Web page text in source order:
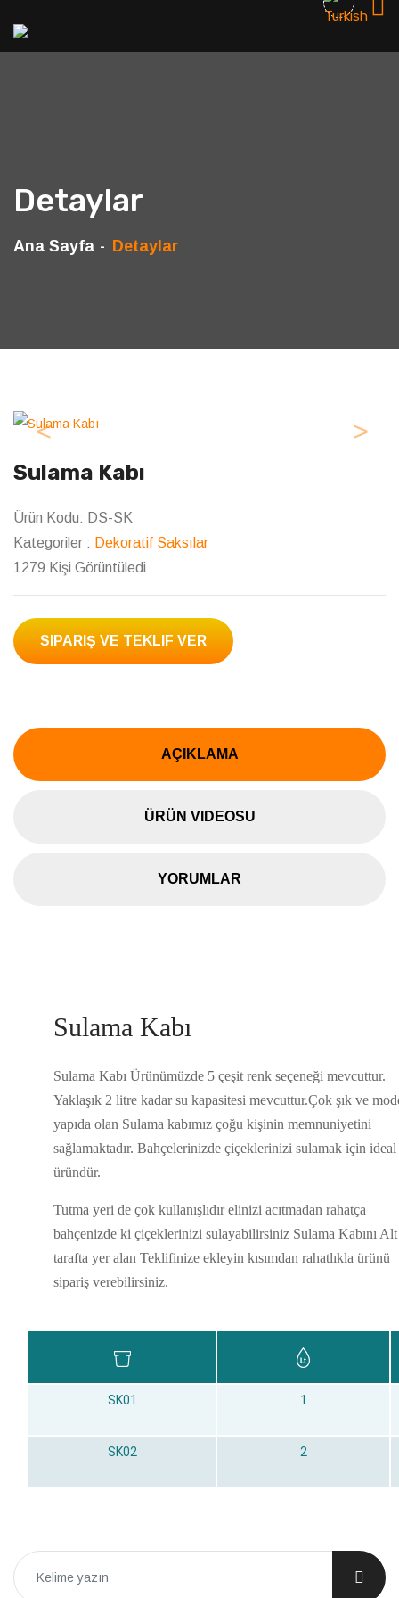
Detaylar
Ana Sayfa Detaylar
Previous Next
Sulama Kabı
Ürün Kodu: DS-SK
Kategoriler : Dekoratif Saksılar
1279 Kişi Görüntüledi
SIPARIŞ VE TEKLIF VER
AÇIKLAMA
ÜRÜN VIDEOSU
YORUMLAR
Sulama Kabı
Sulama Kabı Ürünümüzde 5 çeşit renk seçeneği mevcuttur.
Yaklaşık 2 litre kadar su kapasitesi mevcuttur.Çok şık ve
yapıda olan Sulama kabımız çoğu kişinin memnuniyetini
sağlamaktadır. Bahçelerinizde çiçeklerinizi sulamak için
üründür.
Tutma yeri de çok kullanışlıdır elinizi acıtmadan rahatça
bahçenizde ki çiçeklerinizi sulayabilirsiniz Sulama Kabını Alt
tarafta yer alan Teklifinize ekleyin kısımdan rahatlıkla ürünü
sipariş verebilirsiniz.
SK01 1
SK02 2